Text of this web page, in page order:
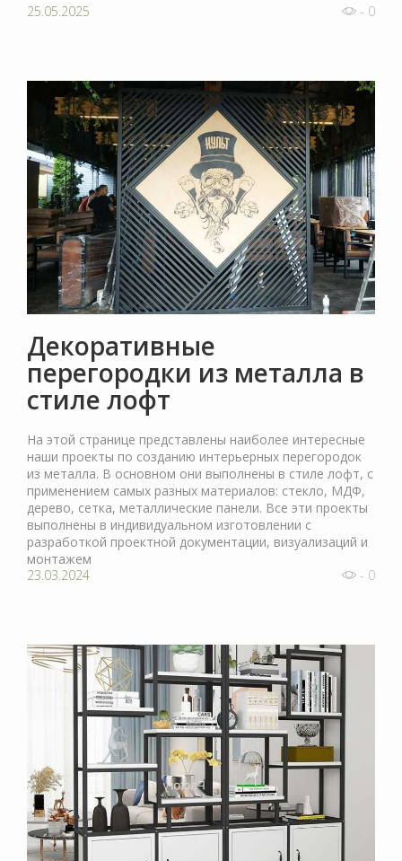
25.05.2025
- 0
Декоративные
перегородки из металла в
стиле лофт
На этой странице представлены наиболее интересные
наши проекты по созданию интерьерных перегородок
из металла. В основном они выполнены в стиле лофт, с
применением самых разных материалов: стекло, МДФ,
дерево, сетка, металлические панели. Все эти проекты
выполнены в индивидуальном изготовлении с
разработкой проектной документации, визуализаций и
монтажем
23.03.2024
- 0